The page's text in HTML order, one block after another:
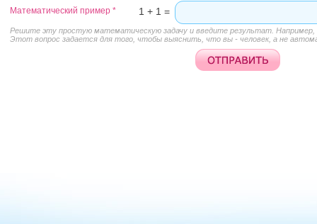
Этот вопрос задается для того, чтобы выяснить, что вы - человек, а не
Математический пример * 1 + 1 =
Решите эту простую математическую задачу и введите результат. Например,